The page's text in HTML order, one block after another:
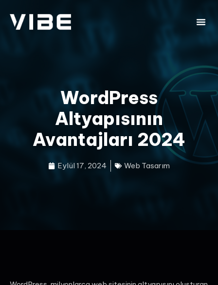
WordPress
Altyapısının
Avantajları 2024
Eylül 17, 2024 Web Tasarım